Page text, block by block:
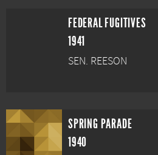
FEDERAL FUGITIVES
1941
SEN. REESON
SPRING PARADE
1940